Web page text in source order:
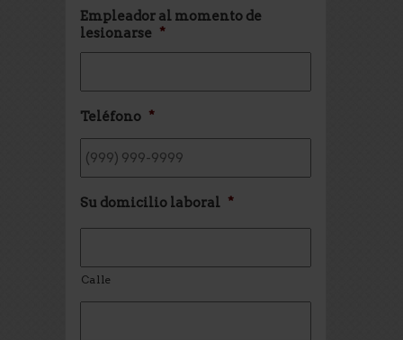
Empleador al momento de
lesionarse *
Teléfono *
Su domicilio laboral *
Calle